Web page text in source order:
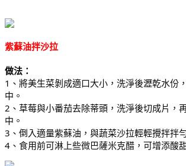
紫蘇油拌沙拉
做法：
1、將美生菜剝成適口大小，洗淨後瀝乾水份
中。
2、草莓與小番茄去除蒂頭，洗淨後切成片，
中。
3、倒入適量紫蘇油，與蔬菜沙拉輕輕攪拌拌
4、食用前可淋上些微巴薩米克醋，可增添酸